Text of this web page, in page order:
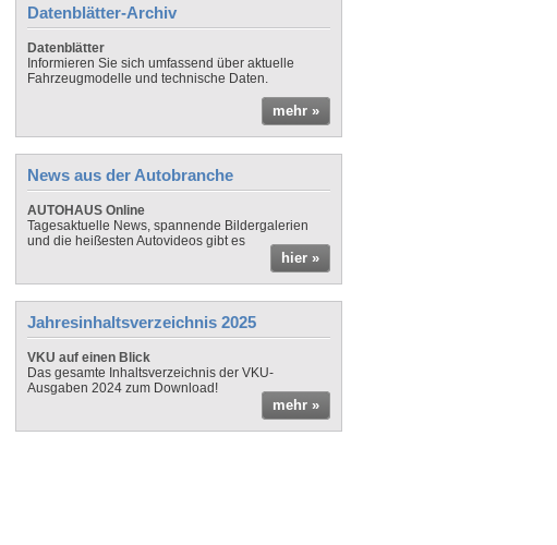
Datenblätter-Archiv
Datenblätter
Informieren Sie sich umfassend über aktuelle
Fahrzeugmodelle und technische Daten.
mehr »
News aus der Autobranche
AUTOHAUS Online
Tagesaktuelle News, spannende Bildergalerien
und die heißesten Autovideos gibt es
hier »
Jahresinhaltsverzeichnis 2025
VKU auf einen Blick
Das gesamte Inhaltsverzeichnis der VKU-
Ausgaben 2024 zum Download!
mehr »